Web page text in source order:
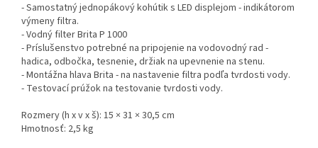
- Samostatný jednopákový kohútik s LED displejom - indikátorom
výmeny filtra.
- Vodný filter Brita P 1000
- Príslušenstvo potrebné na pripojenie na vodovodný rad -
hadica, odbočka, tesnenie, držiak na upevnenie na stenu.
- Montážna hlava Brita - na nastavenie filtra podľa tvrdosti vody.
- Testovací prúžok na testovanie tvrdosti vody.
Rozmery (h x v x š): 15 × 31 × 30,5 cm
Hmotnosť: 2,5 kg